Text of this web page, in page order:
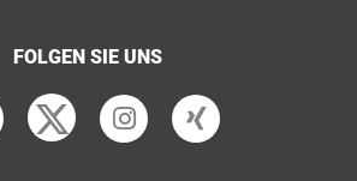
FOLGEN SIE UNS